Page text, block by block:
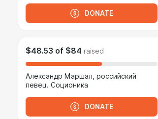
DONATE
$48.53 of $84 raised
Александр Маршал, российский
певец. Соционика
DONATE